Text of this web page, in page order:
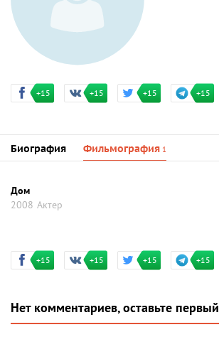
+15 +15 +15 +15
Биография Фильмография 1
Дом
2008 Актер
+15 +15 +15 +15
Нет комментариев, оставьте первый